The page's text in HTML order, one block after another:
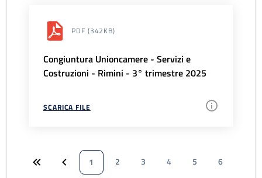
PDF (342KB)
Congiuntura Unioncamere - Servizi e
Costruzioni - Rimini - 3° trimestre 2025
SCARICA FILE
1 2 3 4 5
6